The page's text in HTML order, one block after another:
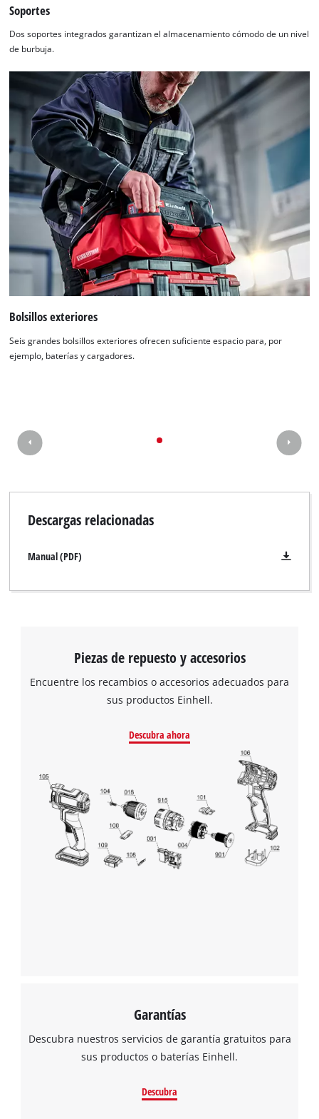
¡Necesitamos su consentimiento para
visitor. The website owner needs to setup
the site with their CMP to add this content
Soportes
Dos soportes integrados garantizan el almacenamiento cómodo de un nivel
de burbuja.
Bolsillos exteriores
Seis grandes bolsillos exteriores ofrecen suficiente espacio para, por
ejemplo, baterías y cargadores.
Descargas relacionadas
Manual (PDF)
Piezas de repuesto y accesorios
Encuentre los recambios o accesorios adecuados para
sus productos Einhell.
Descubra ahora
Garantías
Descubra nuestros servicios de garantía gratuitos para
sus productos o baterías Einhell.
Descubra